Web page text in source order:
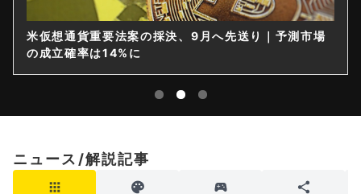
米仮想通貨重要法案の採決、9月へ先送り｜予測市場
の成立確率は14%に
ニュース/解説記事